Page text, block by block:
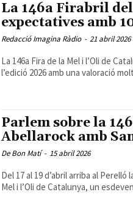
La 146a Firabril
expectatives amb
Redacció Imagina Ràdio - 21 abril 2026
La 146a Fira de la Mel i l’Oli de
l’edició 2026 amb una valoració
Parlem sobre la
Abellarock amb
De Bon Matí - 15 abril 2026
Del 17 al 19 d’abril arriba al Perelló
Mel i l’Oli de Catalunya, un